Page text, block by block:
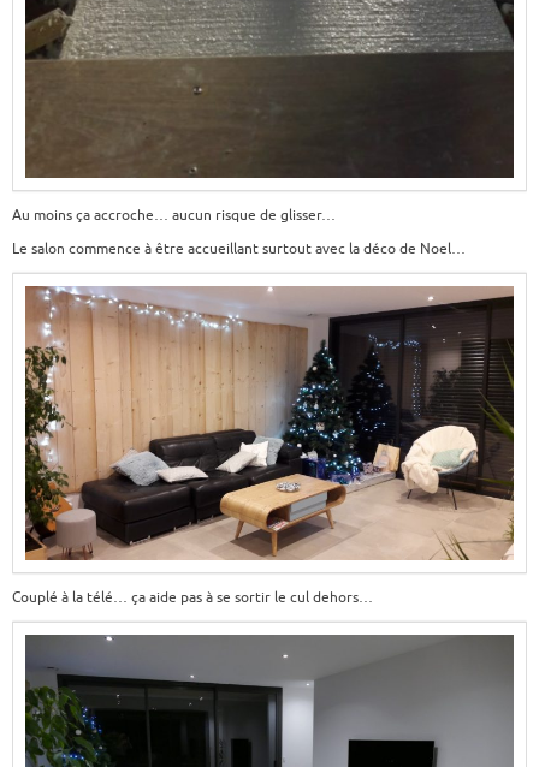
Au moins ça accroche… aucun risque de glisser…
Le salon commence à être accueillant surtout avec la déco de Noel…
Couplé à la télé… ça aide pas à se sortir le cul dehors…